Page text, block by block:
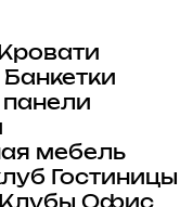
Кровати
Банкетки
мебель
Гостиницы